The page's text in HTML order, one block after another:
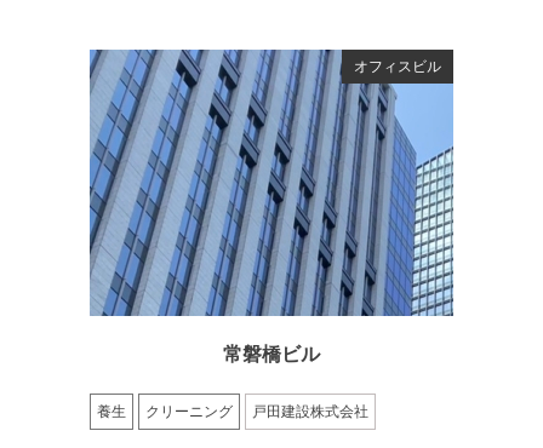
オフィスビル
常磐橋ビル
養生 クリーニング 戸田建設株式会社